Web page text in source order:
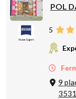
POL
5
9